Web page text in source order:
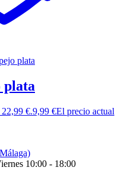
plata
€.9,99 €El precio actual
10:00 - 18:00